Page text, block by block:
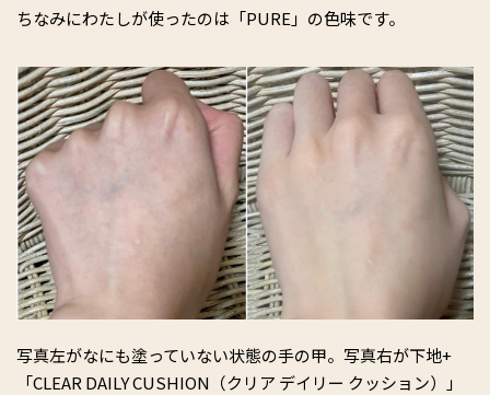
ちなみにわたしが使ったのは「PURE」の色味です。
写真左がなにも塗っていない状態の手の甲。写真右が下地+
「CLEAR DAILY CUSHION（クリア デイリー クッション）」